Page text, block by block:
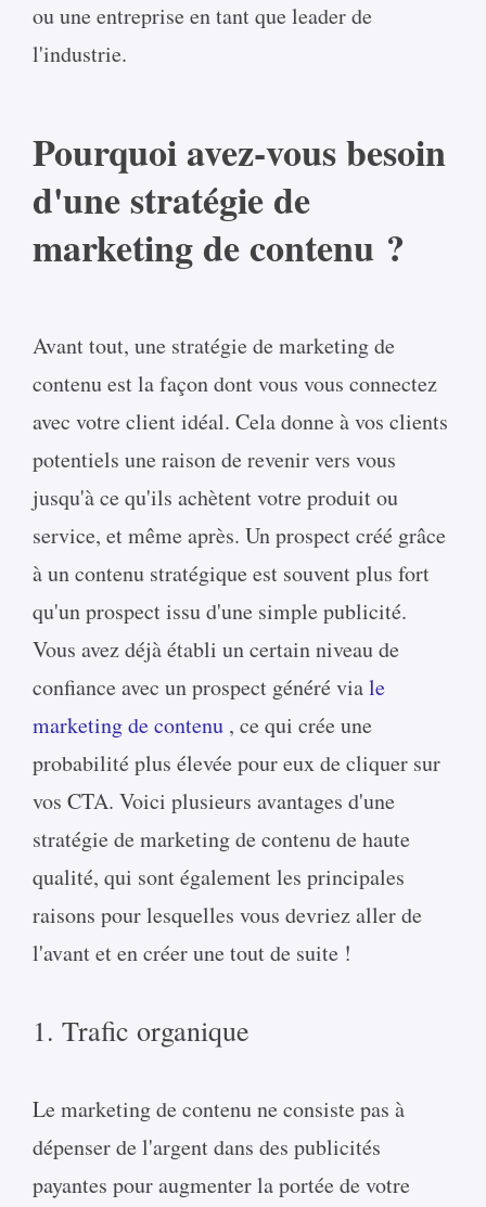
ou une entreprise en tant que leader de
l'industrie.
Pourquoi avez-vous besoin
d'une stratégie de
marketing de contenu ?
Avant tout, une stratégie de marketing de
contenu est la façon dont vous vous connectez
avec votre client idéal. Cela donne à vos clients
potentiels une raison de revenir vers vous
jusqu'à ce qu'ils achètent votre produit ou
service, et même après. Un prospect créé grâce
à un contenu stratégique est souvent plus fort
qu'un prospect issu d'une simple publicité.
Vous avez déjà établi un certain niveau de
confiance avec un prospect généré viale
marketing de contenu , ce qui crée une
probabilité plus élevée pour eux de cliquer sur
vos CTA. Voici plusieurs avantages d'une
stratégie de marketing de contenu de haute
qualité, qui sont également les principales
raisons pour lesquelles vous devriez aller de
l'avant et en créer une tout de suite !
1. Trafic organique
Le marketing de contenu ne consiste pas à
dépenser de l'argent dans des publicités
payantes pour augmenter la portée de votre